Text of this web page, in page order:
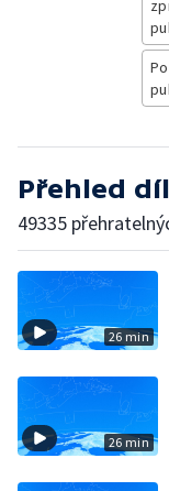
Přehled
49335
26 min
26 min